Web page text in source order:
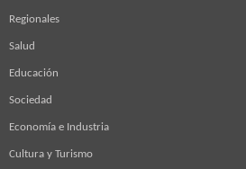
Regionales
Salud
Educación
Sociedad
Economía e Industria
Cultura y Turismo